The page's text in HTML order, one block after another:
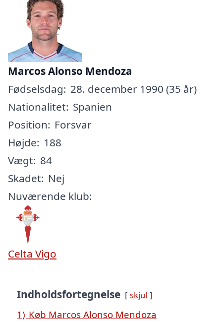
Marcos Alonso Mendoza
Fødselsdag: 28. december 1990 (35 år)
Nationalitet: Spanien
Position: Forsvar
Højde: 188
Vægt: 84
Skadet: Nej
Nuværende klub:
Celta Vigo
Indholdsfortegnelse skjul
1) Køb Marcos Alonso Mendoza